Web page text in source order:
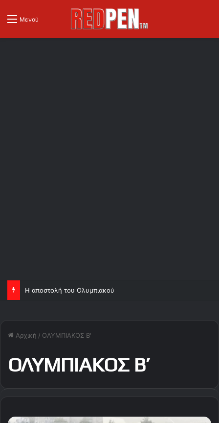
Μενού
Ορτέγκα και Σα, ανεβάζουν κι άλλο τον Ολυμπιακό!
Αρχική / ΟΛΥΜΠΙΑΚΟΣ Β'
ΟΛΥΜΠΙΑΚΟΣ Β’